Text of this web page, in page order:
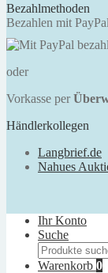
Bezahlmethoden
Bezahlen mit PayPal
oder
Vorkasse per
Händlerkollegen
Langbrief.de
Nahues
Ihr Konto
Suche
Suchen
nach:
Warenkorb 0